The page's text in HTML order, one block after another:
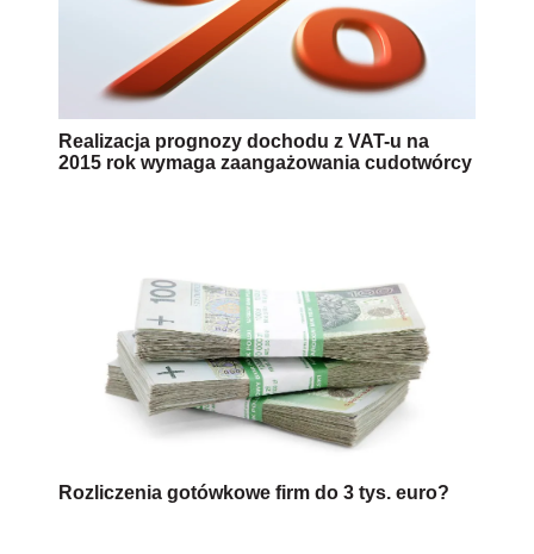
Realizacja prognozy dochodu z VAT-u na
2015 rok wymaga zaangażowania cudotwórcy
Rozliczenia gotówkowe firm do 3 tys. euro?